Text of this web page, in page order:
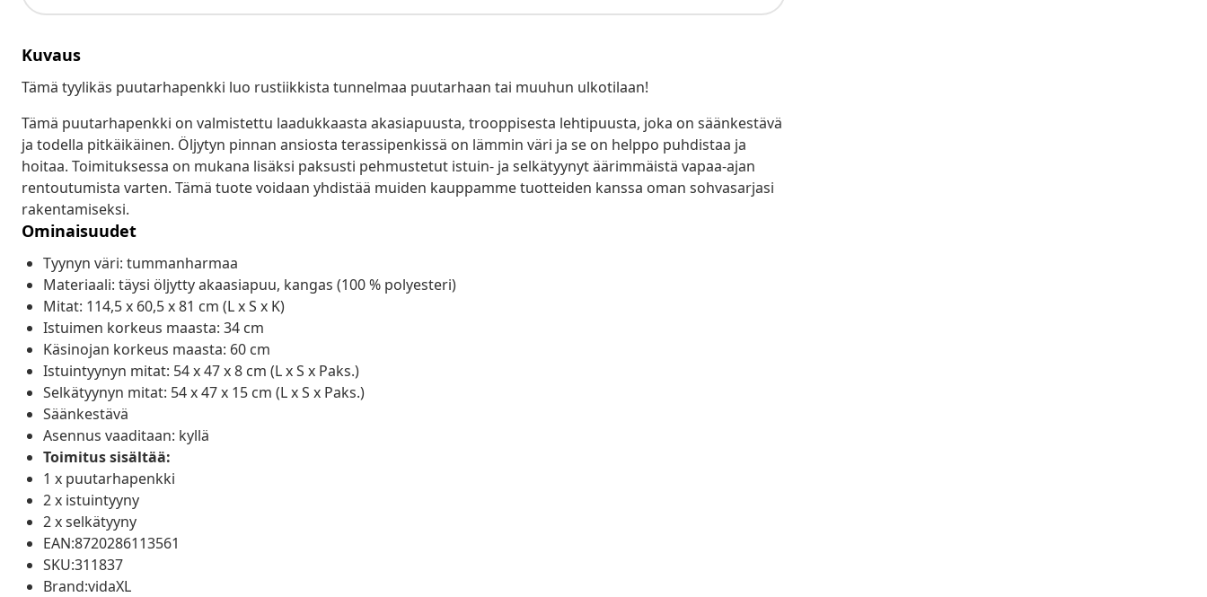
Kuvaus
Tämä tyylikäs puutarhapenkki luo rustiikkista tunnelmaa puutarhaan tai muuhun ulkotilaan!
Tämä puutarhapenkki on valmistettu laadukkaasta akasiapuusta, trooppisesta lehtipuusta, joka on säänkestävä
ja todella pitkäikäinen. Öljytyn pinnan ansiosta terassipenkissä on lämmin väri ja se on helppo puhdistaa ja
hoitaa. Toimituksessa on mukana lisäksi paksusti pehmustetut istuin- ja selkätyynyt äärimmäistä vapaa-ajan
rentoutumista varten. Tämä tuote voidaan yhdistää muiden kauppamme tuotteiden kanssa oman sohvasarjasi
rakentamiseksi.
Ominaisuudet
Tyynyn väri: tummanharmaa
Materiaali: täysi öljytty akaasiapuu, kangas (100 % polyesteri)
Mitat: 114,5 x 60,5 x 81 cm (L x S x K)
Istuimen korkeus maasta: 34 cm
Käsinojan korkeus maasta: 60 cm
Istuintyynyn mitat: 54 x 47 x 8 cm (L x S x Paks.)
Selkätyynyn mitat: 54 x 47 x 15 cm (L x S x Paks.)
Säänkestävä
Asennus vaaditaan: kyllä
Toimitus sisältää:
1 x puutarhapenkki
2 x istuintyyny
2 x selkätyyny
EAN:8720286113561
SKU:311837
Brand:vidaXL